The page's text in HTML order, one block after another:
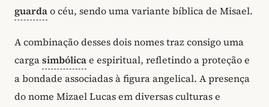
guardao céu, sendo uma variante bíblica de Misael.
A combinação desses dois nomes traz consigo uma
cargasimbólicae espiritual, refletindo a proteção e
a bondade associadas à figura angelical. A presença
do nome Mizael Lucas em diversas culturas e